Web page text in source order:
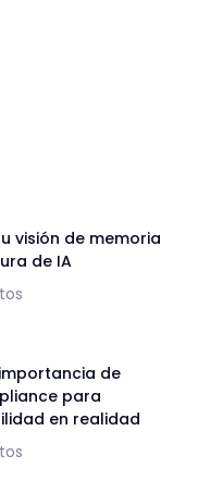
visión de memoria
de IA
de
para
en realidad